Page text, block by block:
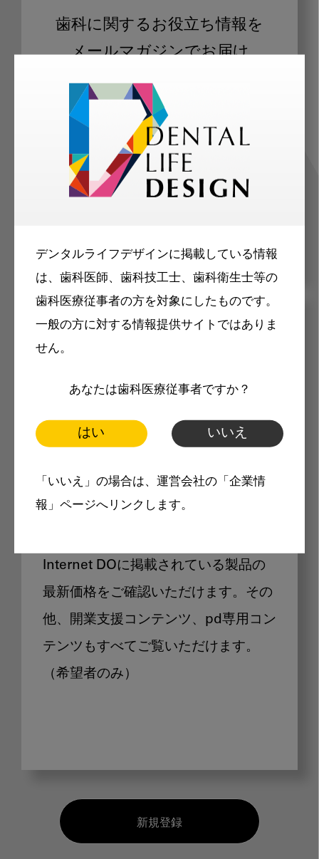
デンタルライフデザインに掲載している情報
は、歯科医師、歯科技工士、歯科衛生士等の
歯科医療従事者の方を対象にしたものです。
一般の方に対する情報提供サイトではありま
せん。
あなたは歯科医療従事者ですか？
はい いいえ
「いいえ」の場合は、運営会社の「企業情
報」ページへリンクします。
歯科に関するお役立ち情報を
メールマガジンでお届け
ご登録いただいた職種（歯科医師、歯
科衛生士、歯科技工士）に合わせた内
容のメールマガジンをお届けします。
メリット
製品価格も閲覧可能
Internet DOに掲載されている製品の
最新価格をご確認いただけます。その
他、開業支援コンテンツ、pd専用コン
テンツもすべてご覧いただけます。
（希望者のみ）
新規登録